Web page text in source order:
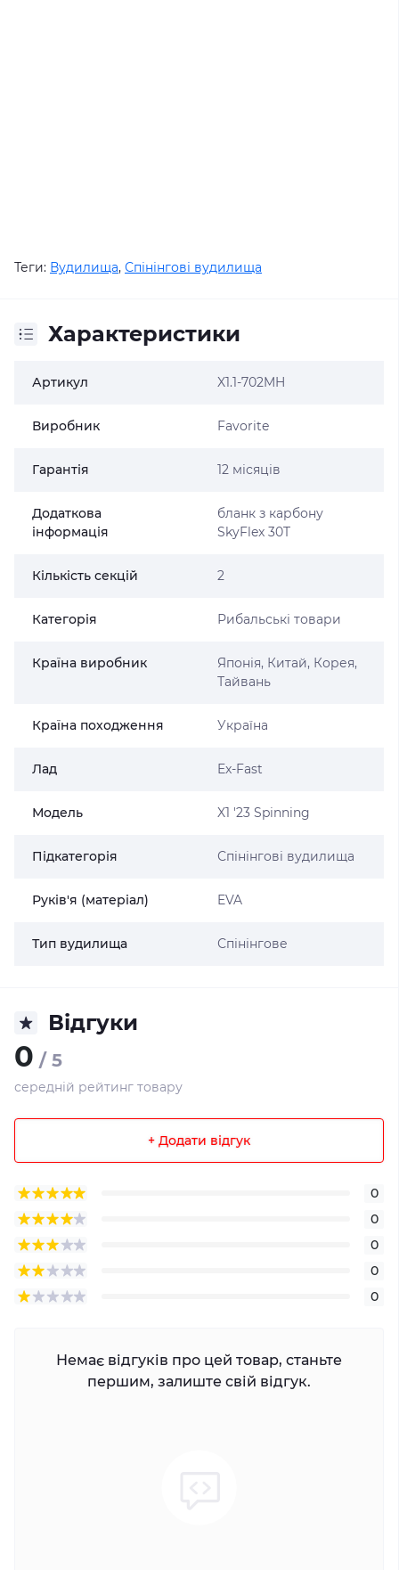
Теги: Вудилища, Спінінгові вудилища
Характеристики
Артикул X1.1-702MH
Виробник Favorite
Гарантія 12 місяців
Додаткова
інформація
бланк з карбону
SkyFlex 30T
Кількість секцій 2
Категорія Рибальські товари
Країна виробник
Японія, Китай, Корея,
Тайвань
Країна походження Україна
Лад Ex-Fast
Модель X1 '23 Spinning
Підкатегорія Спінінгові вудилища
Руків'я (матеріал) EVA
Тип вудилища Спінінгове
Відгуки
0 / 5
середній рейтинг товару
+ Додати відгук
0
0
0
0
0
Немає відгуків про цей товар, станьте
першим, залиште свій відгук.